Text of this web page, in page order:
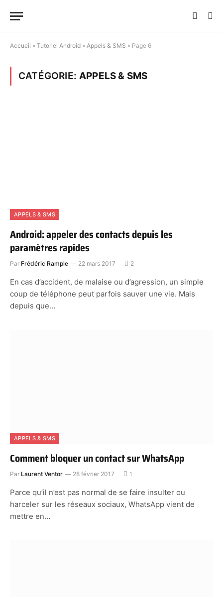
Accueil » Tutoriel Android » Appels & SMS » Page 6
CATÉGORIE:APPELS & SMS
APPELS & SMS
Android: appeler des contacts depuis les
paramètres rapides
Par Frédéric Rample 22 mars 2017 2
En cas d’accident, de malaise ou d’agression, un simple
coup de téléphone peut parfois sauver une vie. Mais
depuis que…
APPELS & SMS
Comment bloquer un contact sur WhatsApp
Par Laurent Ventor 28 février 2017 1
Parce qu’il n’est pas normal de se faire insulter ou
harceler sur les réseaux sociaux, WhatsApp vient de
mettre en…